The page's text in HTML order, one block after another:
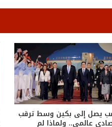
يصل إلى بكين وسط ترقب
عالمي.. ولماذا لم